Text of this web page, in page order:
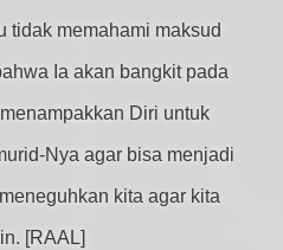
tidak memahami maksud
Ia akan bangkit pada
Diri untuk
Nya agar bisa menjadi
kita agar kita
[RAAL]